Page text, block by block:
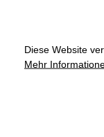
und besten
zufriedenen
Diese Website
Mehr